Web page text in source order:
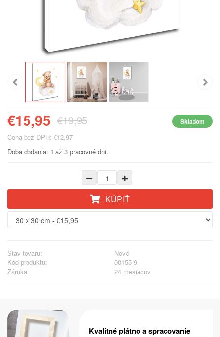
€15,95 €19,95 Skladom
Cena bez DPH: €12,97
Doba dodania: 1 až 3 pracovné dni.
KÚPIŤ
Stav tovaru:
Nové
Kód produktu:
00155-9
Záruka:
24 mesiacov
Kvalitné plátno a spracovanie